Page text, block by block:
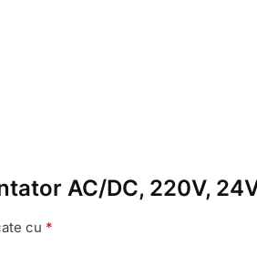
AC/DC, 220V,
cu *